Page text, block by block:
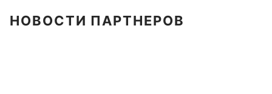
НОВОСТИ ПАРТНЕРОВ